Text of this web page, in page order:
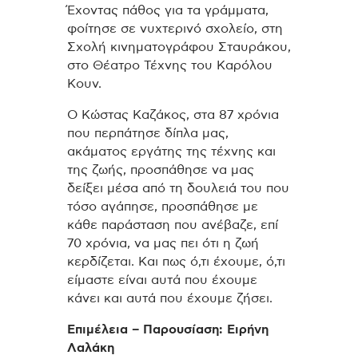
Έχοντας πάθος για τα γράμματα,
φοίτησε σε νυχτερινό σχολείο, στη
Σχολή κινηματογράφου Σταυράκου,
στο Θέατρο Τέχνης του Καρόλου
Κουν.
Ο Κώστας Καζάκος, στα 87 χρόνια
που περπάτησε δίπλα μας,
ακάματος εργάτης της τέχνης και
της ζωής, προσπάθησε να μας
δείξει μέσα από τη δουλειά του που
τόσο αγάπησε, προσπάθησε με
κάθε παράσταση που ανέβαζε, επί
70 χρόνια, να μας πει ότι η ζωή
κερδίζεται. Και πως ό,τι έχουμε, ό,τι
είμαστε είναι αυτά που έχουμε
κάνει και αυτά που έχουμε ζήσει.
Επιμέλεια – Παρουσίαση: Ειρήνη
Λαλάκη